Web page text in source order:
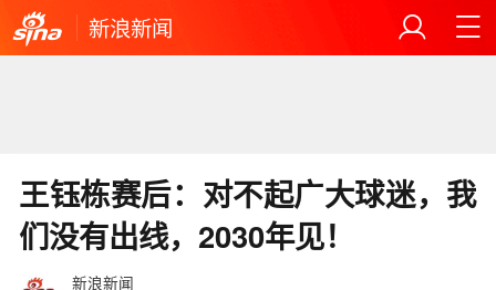
新浪新闻
王钰栋赛后：对不起广大球迷，我
们没有出线，2030年见！
新浪新闻